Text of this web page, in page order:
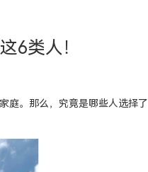
6类人！
庭。那么，究竟是哪些人选择了